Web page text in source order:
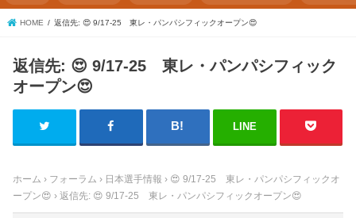
HOME 返信先: 😍 9/17-25 東レ・パンパシフィックオープン😍
返信先: 😍 9/17-25 東レ・パンパシフィック
オープン😍
LINE
ホーム › フォーラム › 日本選手情報 › 😍 9/17-25 東レ・パンパシフィックオ
ープン😍 › 返信先: 😍 9/17-25 東レ・パンパシフィックオープン😍